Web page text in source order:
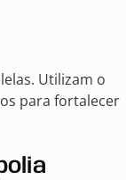
Utilizam o
para fortalecer